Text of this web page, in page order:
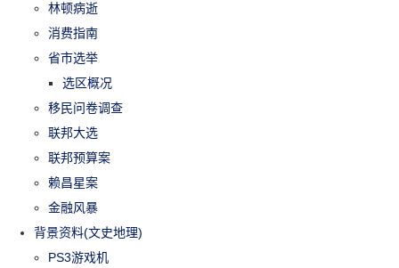
林顿病逝
消费指南
省市选举
选区概况
移民问卷调查
联邦大选
联邦预算案
赖昌星案
金融风暴
背景资料(文史地理)
PS3游戏机